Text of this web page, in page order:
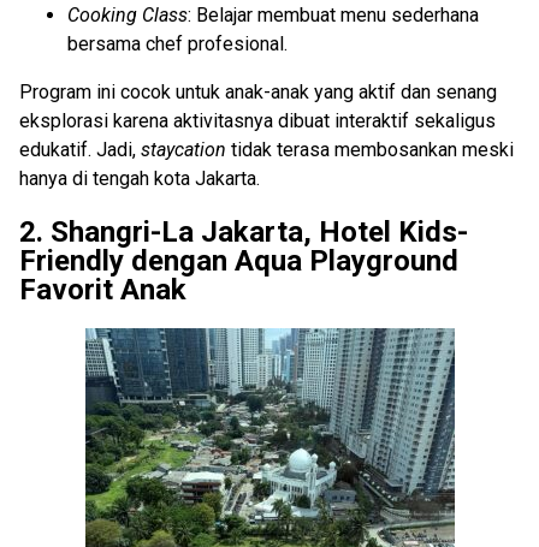
Cooking Class: Belajar membuat menu sederhana
bersama chef profesional.
Program ini cocok untuk anak-anak yang aktif dan senang
eksplorasi karena aktivitasnya dibuat interaktif sekaligus
edukatif. Jadi, staycation tidak terasa membosankan meski
hanya di tengah kota Jakarta.
2. Shangri-La Jakarta, Hotel Kids-
Friendly dengan Aqua Playground
Favorit Anak